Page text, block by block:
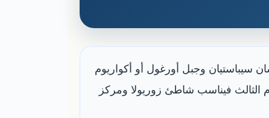
سيباستيان وجبل أورغول أو أكواريوم
الثالث فيناسب شاطئ زوريولا ومركز